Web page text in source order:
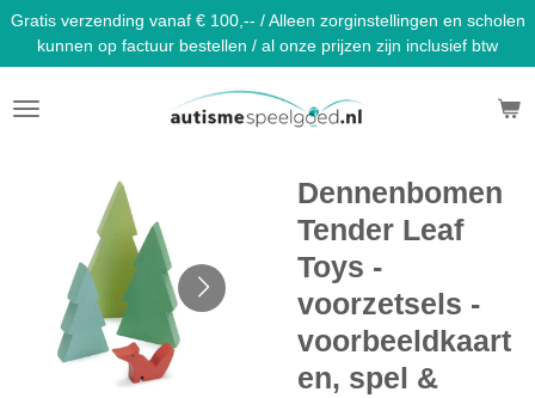
Ga
direct
naar
de
hoofdinhoud
Gratis verzending vanaf € 100,-- / Alleen zorginstellingen en scholen
kunnen op factuur bestellen / al onze prijzen zijn inclusief btw
Dennenbomen
Tender Leaf
Toys -
voorzetsels -
voorbeeldkaart
en, spel &